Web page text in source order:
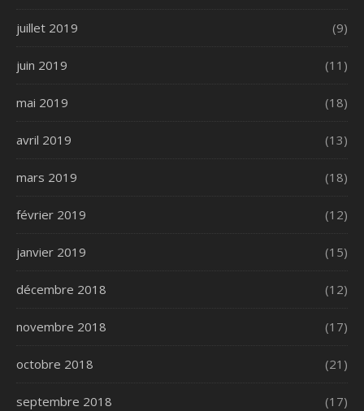
juillet 2019 (9)
juin 2019 (11)
mai 2019 (18)
avril 2019 (13)
mars 2019 (18)
février 2019 (12)
janvier 2019 (15)
décembre 2018 (12)
novembre 2018 (17)
octobre 2018 (21)
septembre 2018 (17)